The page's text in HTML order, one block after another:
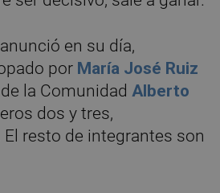
en su día,
por María José Ruiz
la ComunidadAlberto
dos y tres,
resto de integrantes son